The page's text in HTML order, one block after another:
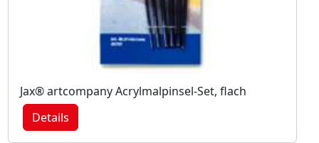
Jax® artcompany Acrylmalpinsel-Set, flach
Details